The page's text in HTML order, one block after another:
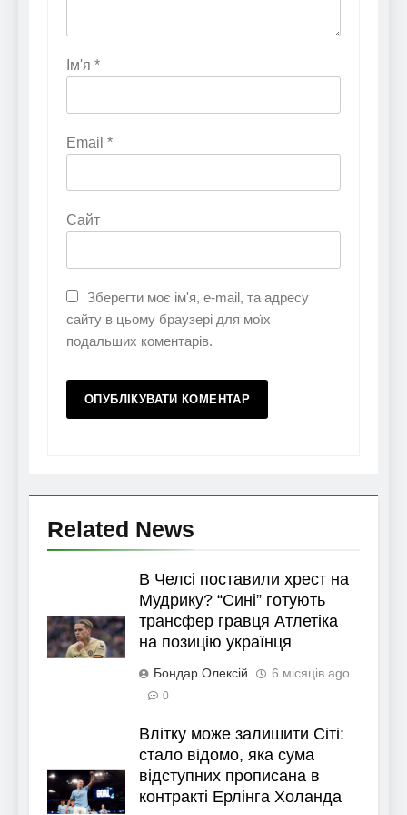
Ім'я *
Email *
Сайт
Зберегти моє ім'я, e-mail, та адресу
сайту в цьому браузері для моїх
подальших коментарів.
Related News
В Челсі поставили хрест на
Мудрику? “Сині” готують
трансфер гравця Атлетіка
на позицію українця
Бондар Олексій 6 місяців ago
0
Влітку може залишити Сіті:
стало відомо, яка сума
відступних прописана в
контракті Ерлінга Холанда